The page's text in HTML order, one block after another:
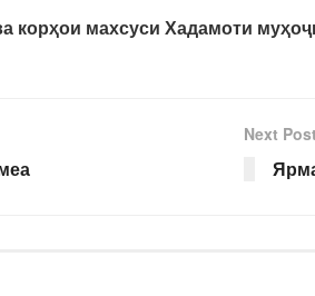
корҳои махсуси Хадамоти
Next Post